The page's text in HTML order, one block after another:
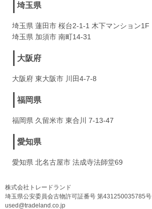
埼玉県
埼玉県 蓮田市 桜台2-1-1 木下マンション1F
埼玉県 加須市 南町14-31
大阪府
大阪府 東大阪市 川田4-7-8
福岡県
福岡県 久留米市 東合川 7-13-47
愛知県
愛知県 北名古屋市 法成寺法師堂69
株式会社トレードランド
埼玉県公安委員会古物許可証番号 第431250035785号
used@tradeland.co.jp